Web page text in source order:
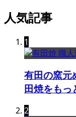
人気記事
1
有田の窯元
田焼をもっ
2